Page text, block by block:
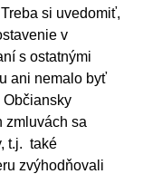
si uvedomiť,
v
s ostatnými
ani nemalo byť
Občiansky
zmluvách sa
t.j. také
zvýhodňovali